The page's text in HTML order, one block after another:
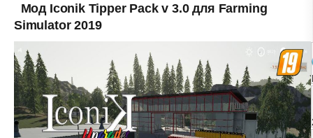
Мод Iconik Tipper Pack v 3.0 для Farming
Simulator 2019